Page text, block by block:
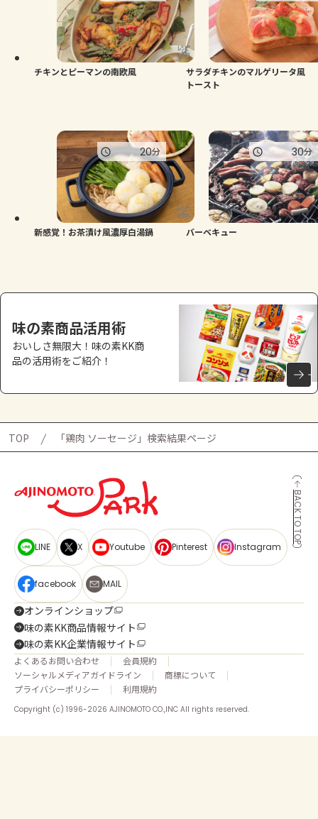
チキンとピーマンの南欧風
サラダチキンのマルゲリータ風
トースト
新感覚！お茶漬け風濃厚白湯鍋
20分
バーベキュー
30分
味の素商品活用術
おいしさ無限大！味の素KK商
品の活用術をご紹介！
TOP 「鶏肉 ソーセージ」検索結果ページ
BACK TO TOP
LINE X Youtube Pinterest Instagram
facebook MAIL
オンラインショップ
味の素KK商品情報サイト
味の素KK企業情報サイト
よくあるお問い合わせ
会員規約
ソーシャルメディアガイドライン
商標について
プライバシーポリシー
利用規約
Copyright (c) 1996-2026 AJINOMOTO CO.,INC All rights reserved.